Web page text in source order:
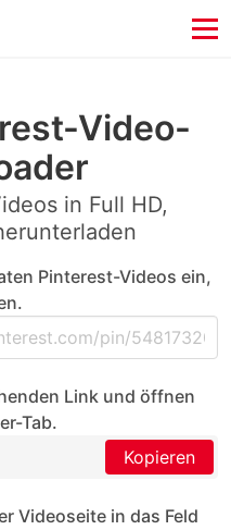
Video-
in Full HD,
Pinterest-Videos ein,
Link und öffnen
Tab.
Kopieren
Videoseite in das Feld